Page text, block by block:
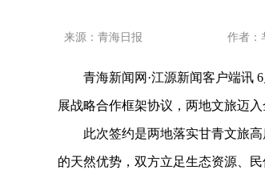
来源：青海日报 作者：
青海新闻网·江源新闻客户端讯 6
展战略合作框架协议，两地文旅迈
此次签约是两地落实甘青文旅高
的天然优势，双方立足生态资源、